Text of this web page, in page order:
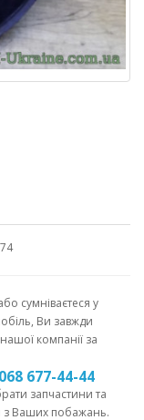
сумніваєтеся у
Ви завжди
компанії за
068 677-44-44
запчастини та
з Ваших побажань.